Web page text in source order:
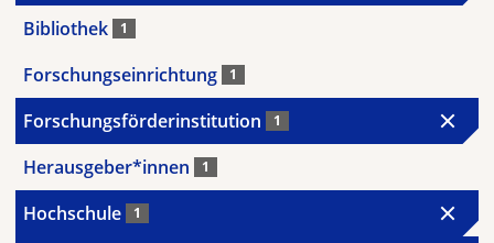
Bibliothek 1
Forschungseinrichtung 1
Forschungsförderinstitution 1
Herausgeber*innen 1
Hochschule 1